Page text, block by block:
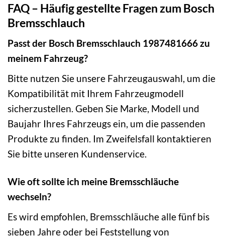
FAQ – Häufig gestellte Fragen zum Bosch
Bremsschlauch
Passt der Bosch Bremsschlauch 1987481666 zu
meinem Fahrzeug?
Bitte nutzen Sie unsere Fahrzeugauswahl, um die
Kompatibilität mit Ihrem Fahrzeugmodell
sicherzustellen. Geben Sie Marke, Modell und
Baujahr Ihres Fahrzeugs ein, um die passenden
Produkte zu finden. Im Zweifelsfall kontaktieren
Sie bitte unseren Kundenservice.
Wie oft sollte ich meine Bremsschläuche
wechseln?
Es wird empfohlen, Bremsschläuche alle fünf bis
sieben Jahre oder bei Feststellung von